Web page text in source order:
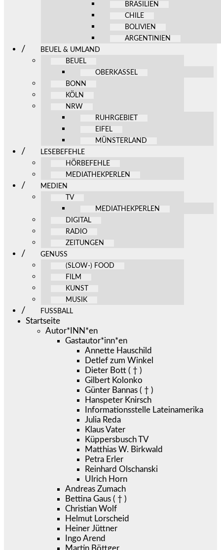
BRASILIEN
CHILE
BOLIVIEN
ARGENTINIEN
BEUEL & UMLAND
BEUEL
OBERKASSEL
BONN
KÖLN
NRW
RUHRGEBIET
EIFEL
MÜNSTERLAND
LESEBEFEHLE
HÖRBEFEHLE
MEDIATHEKPERLEN
MEDIEN
TV
MEDIATHEKPERLEN
DIGITAL
RADIO
ZEITUNGEN
GENUSS
(SLOW-) FOOD
FILM
KUNST
MUSIK
FUSSBALL
Startseite
Autor*INN*en
Gastautor*inn*en
Annette Hauschild
Detlef zum Winkel
Dieter Bott ( † )
Gilbert Kolonko
Günter Bannas ( † )
Hanspeter Knirsch
Informationsstelle Lateinamerika
Julia Reda
Klaus Vater
Küppersbusch TV
Matthias W. Birkwald
Petra Erler
Reinhard Olschanski
Ulrich Horn
Andreas Zumach
Bettina Gaus ( † )
Christian Wolf
Helmut Lorscheid
Heiner Jüttner
Ingo Arend
Martin Böttger